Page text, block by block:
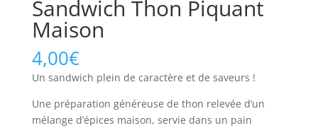
Sandwich Thon Piquant
Maison
4,00€
Un sandwich plein de caractère et de saveurs !
Une préparation généreuse de thon relevée d’un
mélange d’épices maison, servie dans un pain